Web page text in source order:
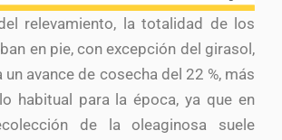
relevamiento, la totalidad de los
en pie, con excepción del girasol,
avance de cosecha del 22 %, más
habitual para la época, ya que en
de la oleaginosa suele